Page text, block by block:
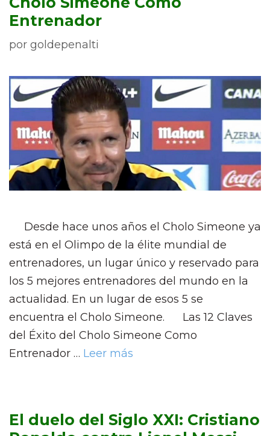
Entrenador
por goldepenalti
Desde hace unos años el Cholo Simeone ya
está en el Olimpo de la élite mundial de
entrenadores, un lugar único y reservado para
los 5 mejores entrenadores del mundo en la
actualidad. En un lugar de esos 5 se
encuentra el Cholo Simeone. Las 12 Claves
del Éxito del Cholo Simeone Como
Entrenador … Leer más
El duelo del Siglo XXI: Cristiano